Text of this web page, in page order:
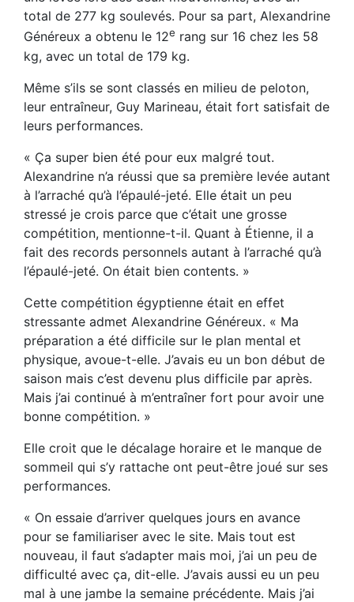
total de 277 kg soulevés. Pour sa part, Alexandrine
Généreux a obtenu le 12e rang sur 16 chez les 58
kg, avec un total de 179 kg.
Même s’ils se sont classés en milieu de peloton,
leur entraîneur, Guy Marineau, était fort satisfait de
leurs performances.
« Ça super bien été pour eux malgré tout.
Alexandrine n’a réussi que sa première levée autant
à l’arraché qu’à l’épaulé-jeté. Elle était un peu
stressé je crois parce que c’était une grosse
compétition, mentionne-t-il. Quant à Étienne, il a
fait des records personnels autant à l’arraché qu’à
l’épaulé-jeté. On était bien contents. »
Cette compétition égyptienne était en effet
stressante admet Alexandrine Généreux. « Ma
préparation a été difficile sur le plan mental et
physique, avoue-t-elle. J’avais eu un bon début de
saison mais c’est devenu plus difficile par après.
Mais j’ai continué à m’entraîner fort pour avoir une
bonne compétition. »
Elle croit que le décalage horaire et le manque de
sommeil qui s’y rattache ont peut-être joué sur ses
performances.
« On essaie d’arriver quelques jours en avance
pour se familiariser avec le site. Mais tout est
nouveau, il faut s’adapter mais moi, j’ai un peu de
difficulté avec ça, dit-elle. J’avais aussi eu un peu
mal à une jambe la semaine précédente. Mais j’ai